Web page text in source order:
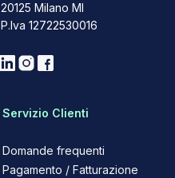
20125 Milano MI
P.Iva 12722530016
Servizio Clienti
Domande frequenti
Pagamento / Fatturazione